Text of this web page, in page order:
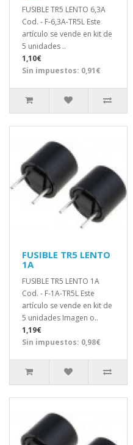
FUSIBLE TR5 LENTO 6,3A
Cod. - F-6,3A-TR5L Este
artículo se vende en kit de
5 unidades ..
1,10€
Sin impuestos: 0,91€
FUSIBLE TR5 LENTO
1A
FUSIBLE TR5 LENTO 1A
Cod. - F-1A-TR5L Este
artículo se vende en kit de
5 unidades Imagen o..
1,19€
Sin impuestos: 0,98€